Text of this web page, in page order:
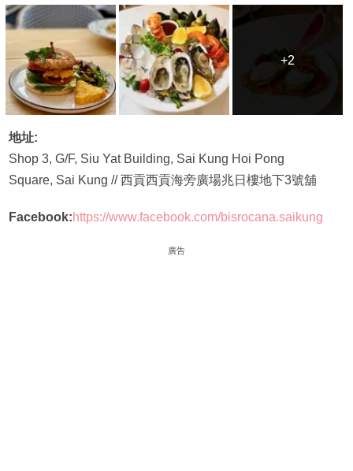
+2
+2
地址:
Shop 3, G/F, Siu Yat Building, Sai Kung Hoi Pong
Square, Sai Kung // 西貢西貢海旁廣場兆日樓地下3號舖
Facebook:https://www.facebook.com/bisrocana.saikung
廣告